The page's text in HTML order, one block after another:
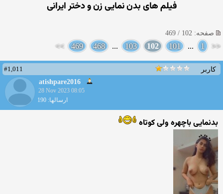
فیلم های بدن نمایی زن و دختر ایرانی
صفحه: 102 / 469
<<
1
...
101
102
103
...
468
469
>>
کاربر
#1,011
atishpare2016
28 Nov 2023 08:05
ارسالها: 190
بدنمایی باچهره ولی کوتاه